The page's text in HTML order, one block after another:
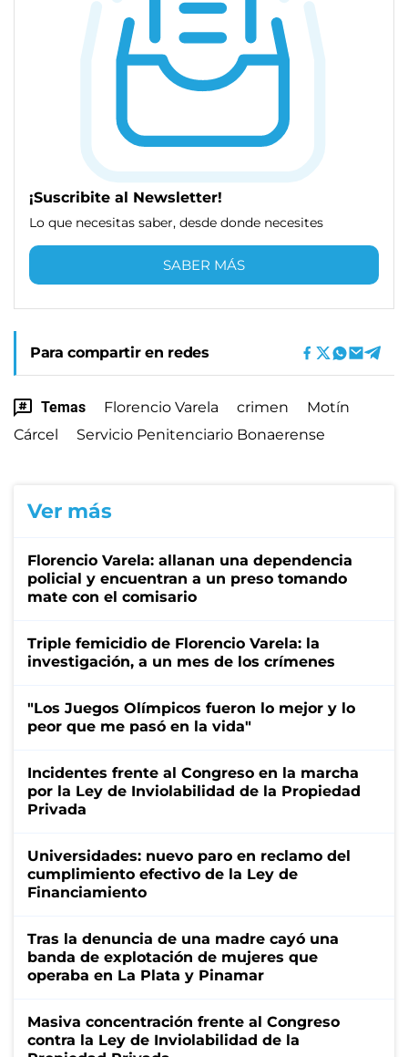
¡Suscribite al Newsletter!
Lo que necesitas saber, desde donde necesites
SABER MÁS
Para compartir en redes
Temas Florencio Varela crimen
Motín
Cárcel
Servicio Penitenciario Bonaerense
Ver más
Florencio Varela: allanan una dependencia
policial y encuentran a un preso tomando
mate con el comisario
Triple femicidio de Florencio Varela: la
investigación, a un mes de los crímenes
"Los Juegos Olímpicos fueron lo mejor y lo
peor que me pasó en la vida"
Incidentes frente al Congreso en la marcha
por la Ley de Inviolabilidad de la Propiedad
Privada
Universidades: nuevo paro en reclamo del
cumplimiento efectivo de la Ley de
Financiamiento
Tras la denuncia de una madre cayó una
banda de explotación de mujeres que
operaba en La Plata y Pinamar
Masiva concentración frente al Congreso
contra la Ley de Inviolabilidad de la